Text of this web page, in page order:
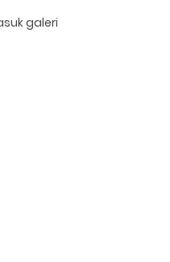
galeri